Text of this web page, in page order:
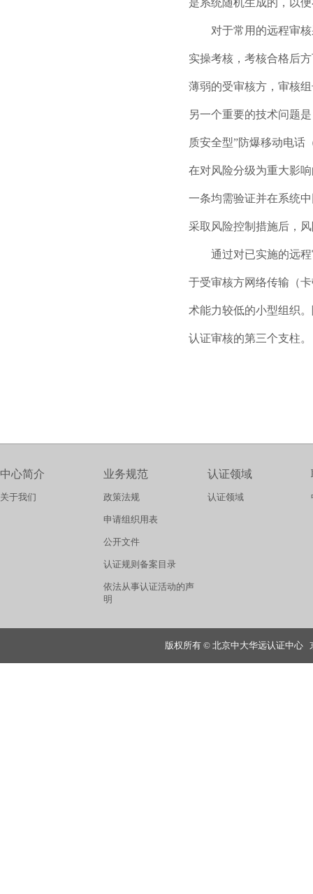
是系统随机生成的，以
对于常用的远程审核
实操考核，考核合格后
薄弱的受审核方，审核
另一个重要的技术问题
质安全型”防爆移动电话
在对风险分级为重大影
一条均需验证并在系统
采取风险控制措施后，
通过对已实施的远程
于受审核方网络传输（
术能力较低的小型组织
认证审核的第三个支柱。
中心简介
关于我们
业务规范
政策法规
申请组织用表
公开文件
认证规则备案目录
依法从事认证活动的声
明
认证领域
认证领域
版权所有 © 北京中大华远认证中心